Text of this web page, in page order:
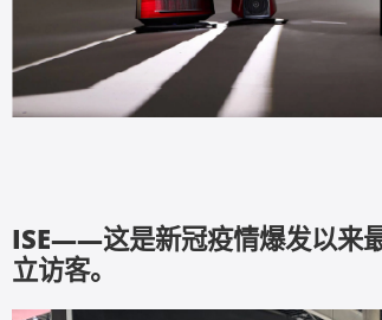
ISE——这是新冠疫情爆发以来
立访客。